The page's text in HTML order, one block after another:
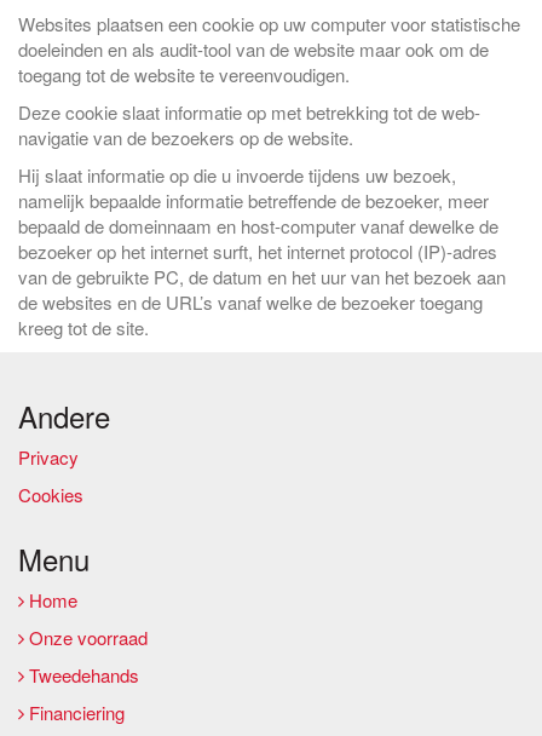
Websites plaatsen een cookie op uw computer voor statistische
doeleinden en als audit-tool van de website maar ook om de
toegang tot de website te vereenvoudigen.
Deze cookie slaat informatie op met betrekking tot de web-
navigatie van de bezoekers op de website.
Hij slaat informatie op die u invoerde tijdens uw bezoek,
namelijk bepaalde informatie betreffende de bezoeker, meer
bepaald de domeinnaam en host-computer vanaf dewelke de
bezoeker op het internet surft, het internet protocol (IP)-adres
van de gebruikte PC, de datum en het uur van het bezoek aan
de websites en de URL’s vanaf welke de bezoeker toegang
kreeg tot de site.
Andere
Privacy
Cookies
Menu
Home
Onze voorraad
Tweedehands
Financiering